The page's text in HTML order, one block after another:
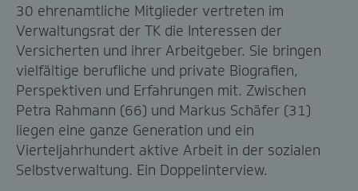
30 ehrenamtliche Mitglieder vertreten im
Verwaltungsrat der TK die Interessen der
Versicherten und ihrer Arbeitgeber. Sie bringen
vielfältige berufliche und private Biografien,
Perspektiven und Erfahrungen mit. Zwischen
Petra Rahmann (66) und Markus Schäfer (31)
liegen eine ganze Generation und ein
Vierteljahrhundert aktive Arbeit in der sozialen
Selbstverwaltung. Ein Doppelinterview.